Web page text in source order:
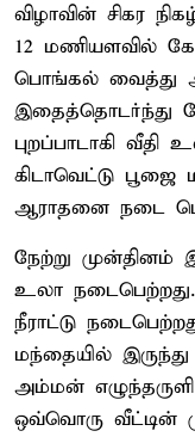
விழாவின் சிகர
12 மணியளவில்
பொங்கல் வைத்து
இதைத்தொடர்ந்து
புறப்பாடாகி வீதி
கிடாவெட்டு பூஜை
ஆராதனை நடை
நேற்று முன்தினம்
உலா
நீராட்டு
மந்தையில்
அம்மன்
ஒவ்வொரு வீட்டின்